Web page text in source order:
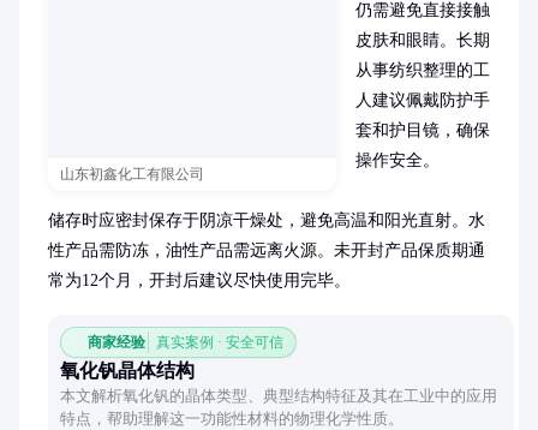
山东初鑫化工有限公司
仍需避免直接接触
皮肤和眼睛。长期
从事纺织整理的工
人建议佩戴防护手
套和护目镜，确保
操作安全。
储存时应密封保存于阴凉干燥处，避免高温和阳光直射。水
性产品需防冻，油性产品需远离火源。未开封产品保质期通
常为12个月，开封后建议尽快使用完毕。
商家经验 真实案例 · 安全可信
氧化钒晶体结构
本文解析氧化钒的晶体类型、典型结构特征及其在工业中的应用
特点，帮助理解这一功能性材料的物理化学性质。